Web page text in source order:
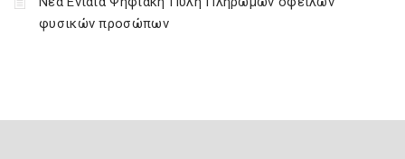
φυσικών προσώπων